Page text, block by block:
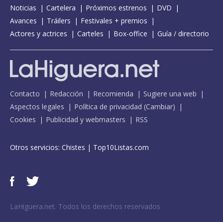
Noticias Cartelera Próximos estrenos
DVD
Avances
Tráilers
Festivales + premios
Actores y actrices
Carteles Box-office Guía / directorio
Contacto Redacción Recomienda
Sugiere una web
Aspectos legales
Política de privacidad (Cambiar)
Cookies
Publicidad y webmasters RSS
Otros servicios: Chistes | Top10Listas.com
LaHiguera.net. Todos los derechos reservados